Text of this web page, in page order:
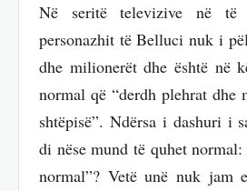
Në seritë televizive në të
personazhit të Belluci nuk i
dhe milionerët dhe është në
normal që “derdh plehrat dhe
shtëpisë”. Ndërsa i dashuri i
di nëse mund të quhet
normal”? Vetë unë nuk